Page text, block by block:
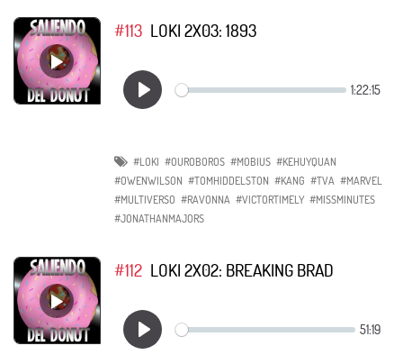
#113 LOKI 2X03: 1893
#LOKI #OUROBOROS #MOBIUS #KEHUYQUAN
#OWENWILSON #TOMHIDDELSTON #KANG #TVA #MARVEL
#MULTIVERSO #RAVONNA #VICTORTIMELY #MISSMINUTES
#JONATHANMAJORS
#112 LOKI 2X02: BREAKING BRAD